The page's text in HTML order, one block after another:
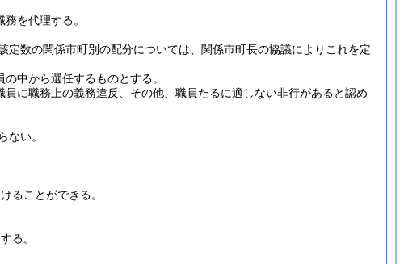
を代理する。
定数の関係市町別の配分については、関係市町長の協議によりこれを定
中から選任するものとする。
に職務上の義務違反、その他、職員たるに適しない非行があると認め
ない。
ることができる。
る。